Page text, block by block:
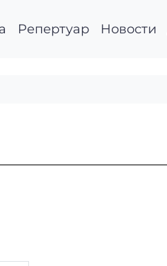
Репертуар Новости